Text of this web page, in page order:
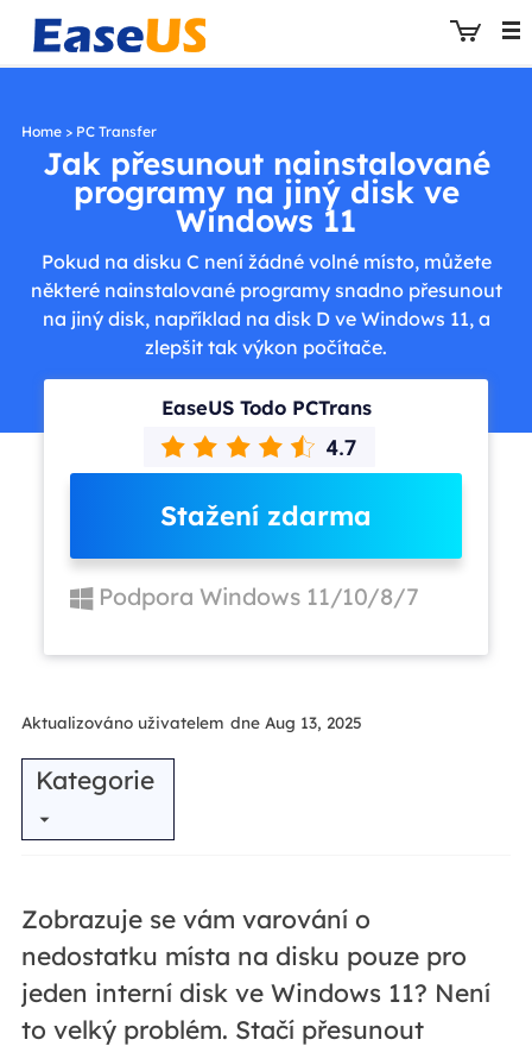
EaseUS
Home> PC Transfer
Jak přesunout nainstalované
programy na jiný disk ve
Windows 11
Pokud na disku C není žádné volné místo, můžete
některé nainstalované programy snadno přesunout
na jiný disk, například na disk D ve Windows 11, a
zlepšit tak výkon počítače.
EaseUS Todo PCTrans
Stažení zdarma
Podpora Windows 11/10/8/7
Aktualizováno uživatelem dne Aug 13, 2025
Kategorie
Zobrazuje se vám varování o
nedostatku místa na disku pouze pro
jeden interní disk ve Windows 11? Není
to velký problém. Stačí přesunout